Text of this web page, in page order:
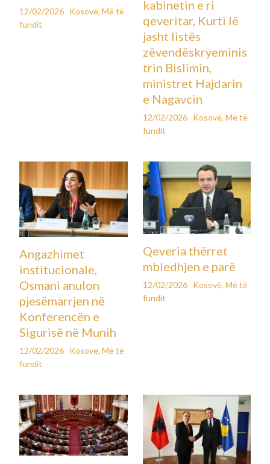
12/02/2026 Kosovë,Më të
fundit
kabinetin e ri
qeveritar, Kurti lë
jasht listës
zëvendëskryeminis
trin Bislimin,
ministret Hajdarin
e Nagavcin
12/02/2026 Kosovë, Më të
fundit
Angazhimet
institucionale,
Osmani anulon
pjesëmarrjen në
Konferencën e
Sigurisë në Munih
12/02/2026 Kosovë,Më të
fundit
Qeveria thërret
mbledhjen e parë
12/02/2026 Kosovë, Më të
fundit